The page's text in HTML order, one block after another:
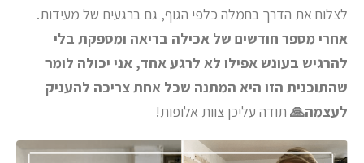
לצלוח את הדרך בחמלה כלפי הגוף, גם ברגעים של מעידות.
אחרי מספר חודשים של אכילה בריאה ומספקת בלי
להרגיש בעונש אפילו לא לרגע אחד, אני יכולה לומר
שהתוכנית הזו היא המתנה שכל אחת צריכה להעניק
לעצמה🙏 תודה עליכן צוות אלופות!